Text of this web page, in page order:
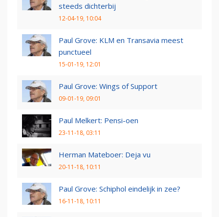
steeds dichterbij
12-04-19, 10:04
Paul Grove: KLM en Transavia meest
punctueel
15-01-19, 12:01
Paul Grove: Wings of Support
09-01-19, 09:01
Paul Melkert: Pensi-oen
23-11-18, 03:11
Herman Mateboer: Deja vu
20-11-18, 10:11
Paul Grove: Schiphol eindelijk in zee?
16-11-18, 10:11